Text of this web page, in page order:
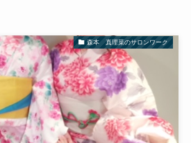
森本 真理菜のサロンワーク